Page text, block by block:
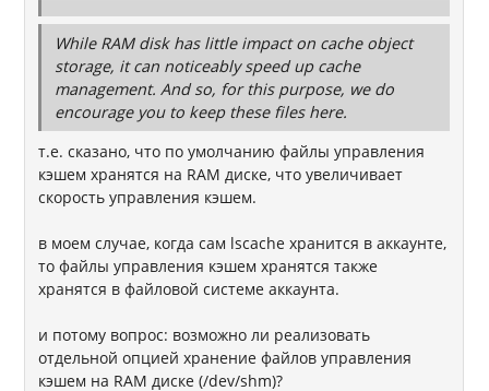
While RAM disk has little impact on cache object
storage, it can noticeably speed up cache
management. And so, for this purpose, we do
encourage you to keep these files here.
т.е. сказано, что по умолчанию файлы управления
кэшем хранятся на RAM диске, что увеличивает
скорость управления кэшем.
в моем случае, когда сам lscache хранится в аккаунте,
то файлы управления кэшем хранятся также
хранятся в файловой системе аккаунта.
и потому вопрос: возможно ли реализовать
отдельной опцией хранение файлов управления
кэшем на RAM диске (/dev/shm)?